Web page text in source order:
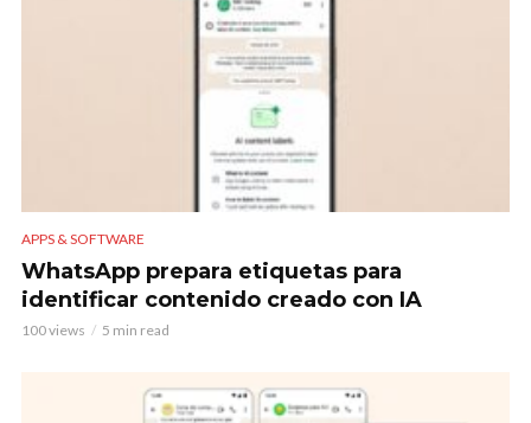
APPS & SOFTWARE
WhatsApp prepara etiquetas para
identificar contenido creado con IA
100 views 5 min read